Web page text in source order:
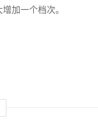
加一个档次。